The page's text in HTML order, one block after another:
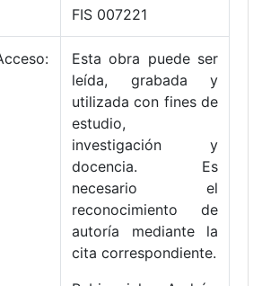
FIS 007221
Esta obra puede ser
leída, grabada y
utilizada con fines de
estudio,
investigación y
docencia. Es
necesario el
reconocimiento de
autoría mediante la
cita correspondiente.